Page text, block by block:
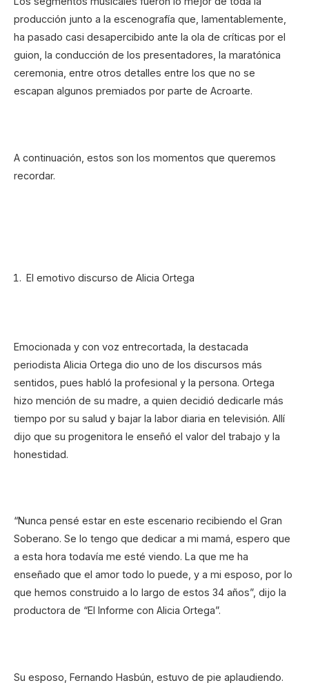
producción junto a la escenografía que, lamentablemente,
ha pasado casi desapercibido ante la ola de críticas por el
guion, la conducción de los presentadores, la maratónica
ceremonia, entre otros detalles entre los que no se
escapan algunos premiados por parte de Acroarte.
A continuación, estos son los momentos que queremos
recordar.
El emotivo discurso de Alicia Ortega
Emocionada y con voz entrecortada, la destacada
periodista Alicia Ortega dio uno de los discursos más
sentidos, pues habló la profesional y la persona. Ortega
hizo mención de su madre, a quien decidió dedicarle más
tiempo por su salud y bajar la labor diaria en televisión. Allí
dijo que su progenitora le enseñó el valor del trabajo y la
honestidad.
“Nunca pensé estar en este escenario recibiendo el Gran
Soberano. Se lo tengo que dedicar a mi mamá, espero que
a esta hora todavía me esté viendo. La que me ha
enseñado que el amor todo lo puede, y a mi esposo, por lo
que hemos construido a lo largo de estos 34 años”, dijo la
productora de “El Informe con Alicia Ortega”.
Su esposo, Fernando Hasbún, estuvo de pie aplaudiendo.